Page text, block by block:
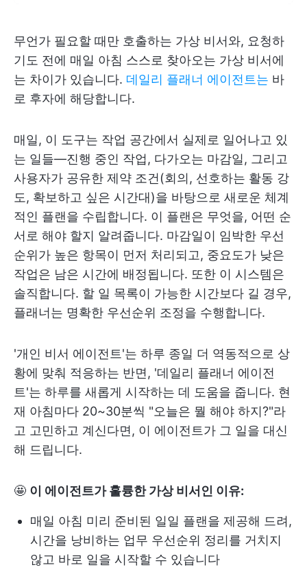
무언가 필요할 때만 호출하는 가상 비서와, 요청하
기도 전에 매일 아침 스스로 찾아오는 가상 비서에
는 차이가 있습니다. 데일리 플래너 에이전트는 바
로 후자에 해당합니다.
매일, 이 도구는 작업 공간에서 실제로 일어나고 있
는 일들—진행 중인 작업, 다가오는 마감일, 그리고
사용자가 공유한 제약 조건(회의, 선호하는 활동 강
도, 확보하고 싶은 시간대)을 바탕으로 새로운 체계
적인 플랜을 수립합니다. 이 플랜은 무엇을, 어떤 순
서로 해야 할지 알려줍니다. 마감일이 임박한 우선
순위가 높은 항목이 먼저 처리되고, 중요도가 낮은
작업은 남은 시간에 배정됩니다. 또한 이 시스템은
솔직합니다. 할 일 목록이 가능한 시간보다 길 경우,
플래너는 명확한 우선순위 조정을 수행합니다.
'개인 비서 에이전트'는 하루 종일 더 역동적으로 상
황에 맞춰 적응하는 반면, '데일리 플래너 에이전
트'는 하루를 새롭게 시작하는 데 도움을 줍니다. 현
재 아침마다 20~30분씩 "오늘은 뭘 해야 하지?"라
고 고민하고 계신다면, 이 에이전트가 그 일을 대신
해 드립니다.
🤩 이 에이전트가 훌륭한 가상 비서인 이유:
매일 아침 미리 준비된 일일 플랜을 제공해 드려,
시간을 낭비하는 업무 우선순위 정리를 거치지
않고 바로 일을 시작할 수 있습니다